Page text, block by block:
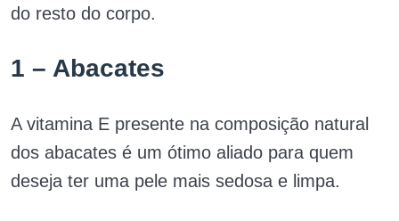
do resto do corpo.
1 – Abacates
A vitamina E presente na composição natural
dos abacates é um ótimo aliado para quem
deseja ter uma pele mais sedosa e limpa.